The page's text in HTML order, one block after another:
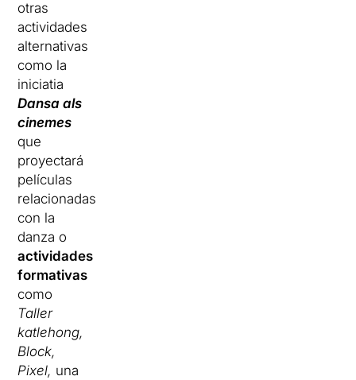
otras
actividades
alternativas
como la
iniciatia
Dansa als
cinemes
que
proyectará
películas
relacionadas
con la
danza o
actividades
formativas
como
Taller
katlehong,
Block,
Pixel, una